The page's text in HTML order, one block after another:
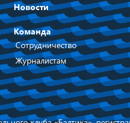
Новости
Команда
Сотрудничество
Журналистам